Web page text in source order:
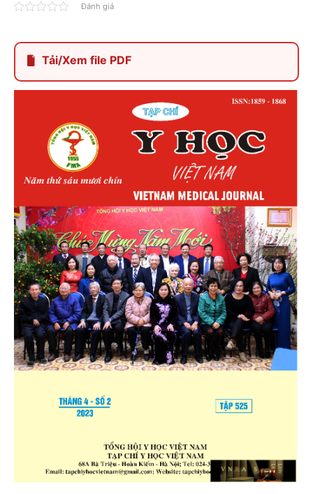
Đánh giá
Tải/Xem file PDF